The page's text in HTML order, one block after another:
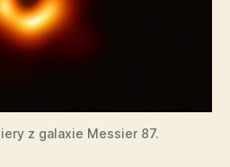
z galaxie Messier 87.